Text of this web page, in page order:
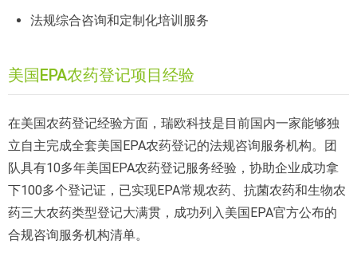
法规综合咨询和定制化培训服务
美国EPA农药登记项目经验
在美国农药登记经验方面，瑞欧科技是目前国内一家能够独
立自主完成全套美国EPA农药登记的法规咨询服务机构。团
队具有10多年美国EPA农药登记服务经验，协助企业成功拿
下100多个登记证，已实现EPA常规农药、抗菌农药和生物农
药三大农药类型登记大满贯，成功列入美国EPA官方公布的
合规咨询服务机构清单。